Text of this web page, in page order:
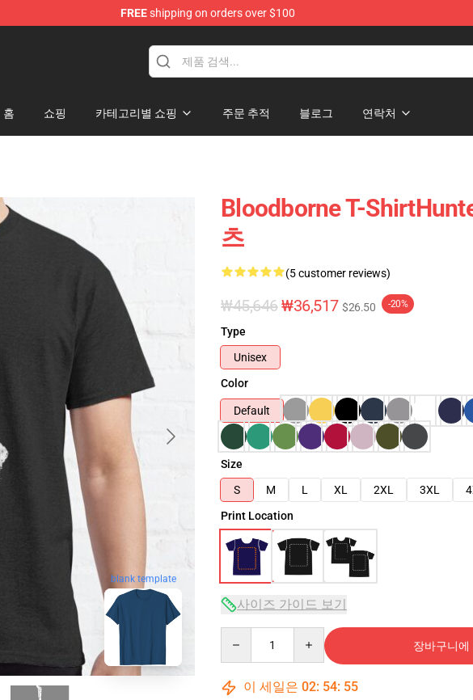
FREEshipping on orders over $100
홈 쇼핑 카테고리별 쇼핑 주문 추적 블로그 연락처
blank template
Bloodborne T-
츠
(5 customer reviews)
₩45,646₩36,517 $26.50 -20%
Type
Unisex
Color
Default
Size
S
M L XL 2XL 3XL
Print Location
사이즈 가이드 보기
장바구니에
이 세일은 02: 54: 54